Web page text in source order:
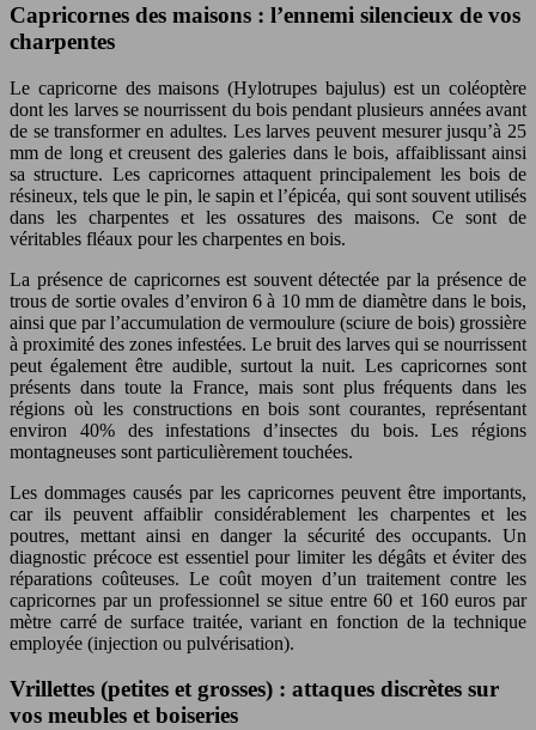
Capricornes des maisons : l’ennemi silencieux de vos
charpentes
Le capricorne des maisons (Hylotrupes bajulus) est un coléoptère
dont les larves se nourrissent du bois pendant plusieurs années avant
de se transformer en adultes. Les larves peuvent mesurer jusqu’à 25
mm de long et creusent des galeries dans le bois, affaiblissant ainsi
sa structure. Les capricornes attaquent principalement les bois de
résineux, tels que le pin, le sapin et l’épicéa, qui sont souvent utilisés
dans les charpentes et les ossatures des maisons. Ce sont de
véritables fléaux pour les charpentes en bois.
La présence de capricornes est souvent détectée par la présence de
trous de sortie ovales d’environ 6 à 10 mm de diamètre dans le bois,
ainsi que par l’accumulation de vermoulure (sciure de bois) grossière
à proximité des zones infestées. Le bruit des larves qui se nourrissent
peut également être audible, surtout la nuit. Les capricornes sont
présents dans toute la France, mais sont plus fréquents dans les
régions où les constructions en bois sont courantes, représentant
environ 40% des infestations d’insectes du bois. Les régions
montagneuses sont particulièrement touchées.
Les dommages causés par les capricornes peuvent être importants,
car ils peuvent affaiblir considérablement les charpentes et les
poutres, mettant ainsi en danger la sécurité des occupants. Un
diagnostic précoce est essentiel pour limiter les dégâts et éviter des
réparations coûteuses. Le coût moyen d’un traitement contre les
capricornes par un professionnel se situe entre 60 et 160 euros par
mètre carré de surface traitée, variant en fonction de la technique
employée (injection ou pulvérisation).
Vrillettes (petites et grosses) : attaques discrètes sur
vos meubles et boiseries